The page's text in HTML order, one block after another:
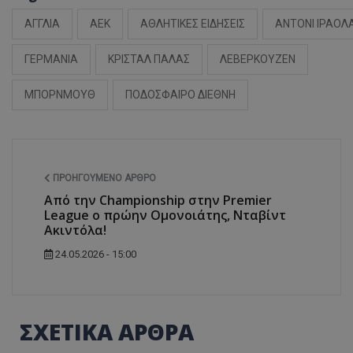
ΑΓΓΛΙΑ ΑΕΚ ΑΘΛΗΤΙΚΕΣ ΕΙΔΗΣΕΙΣ ΑΝΤΟΝΙ
ΓΕΡΜΑΝΙΑ ΚΡΙΣΤΑΛ ΠΑΛΑΣ ΛΕΒΕΡΚΟΥΖΕΝ
ΜΠΟΡΝΜΟΥΘ ΠΟΔΟΣΦΑΙΡΟ ΔΙΕΘΝΗ
ΠΡΟΗΓΟΎΜΕΝΟ ΆΡΘΡΟ
Από την Championship στην Premier
League ο πρώην Ομονοιάτης, Νταβίντ
Ακιντόλα!
24.05.2026 - 15:00
ΣΧΕΤΙΚΑ ΑΡΘΡΑ